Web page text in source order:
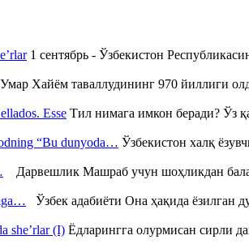
1 сентябрь - Ўзбекистон
Хайём таваллудининг 970 йиллиги
Esse Тил нимага имкон беради? Ўз
“Bu dunyoda… Ўзбекистон халқ
Дарвешлик Машраб учун шоҳликдан
Ўзбек адабиёти Она ҳақида ёзилган
she’rlar (I) Ёдларингга олурмисан сирли